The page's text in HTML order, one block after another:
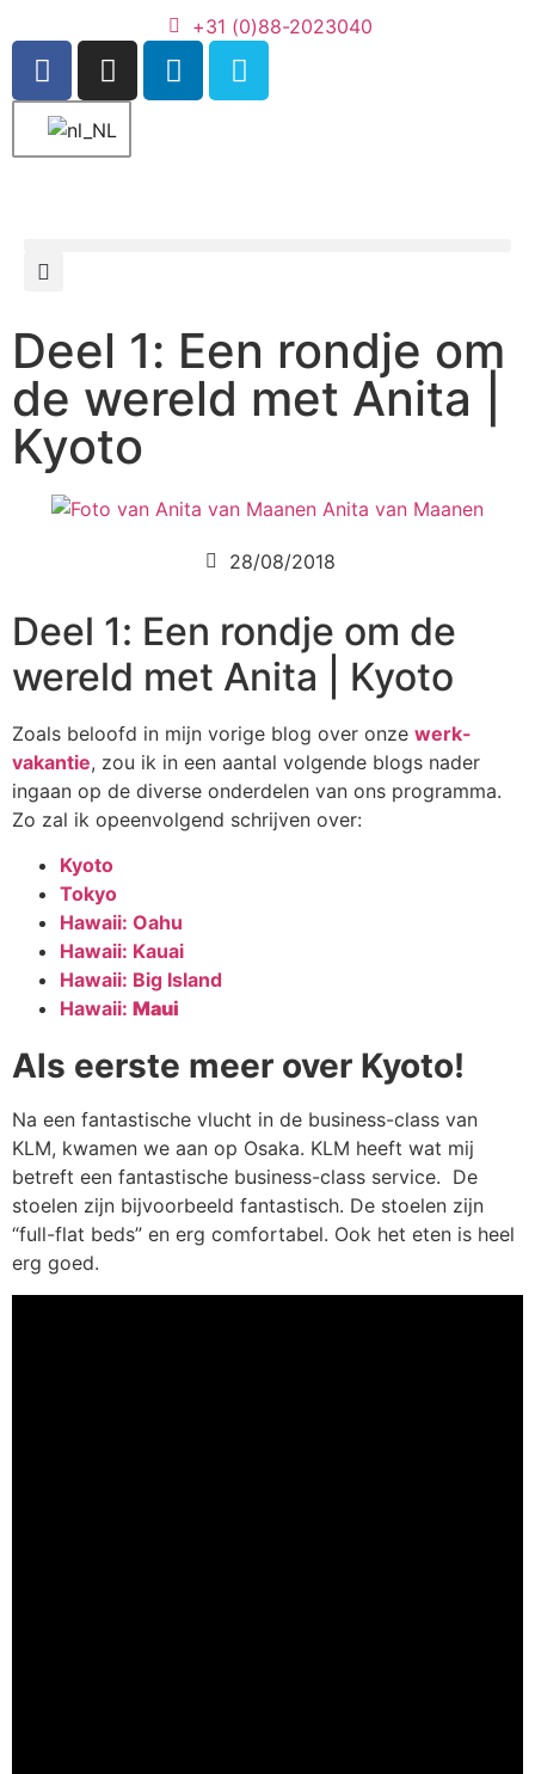
+31 (0)88-2023040
Deel 1: Een rondje om
de wereld met Anita |
Kyoto
Anita van Maanen
28/08/2018
Deel 1: Een rondje om de
wereld met Anita | Kyoto
Zoals beloofd in mijn vorige blog over onze werk-
vakantie, zou ik in een aantal volgende blogs nader
ingaan op de diverse onderdelen van ons programma.
Zo zal ik opeenvolgend schrijven over:
Kyoto
Tokyo
Hawaii: Oahu
Hawaii: Kauai
Hawaii: Big Island
Hawaii: Maui
Als eerste meer over Kyoto!
Na een fantastische vlucht in de business-class van
KLM, kwamen we aan op Osaka. KLM heeft wat mij
betreft een fantastische business-class service. De
stoelen zijn bijvoorbeeld fantastisch. De stoelen zijn
“full-flat beds” en erg comfortabel. Ook het eten is heel
erg goed.